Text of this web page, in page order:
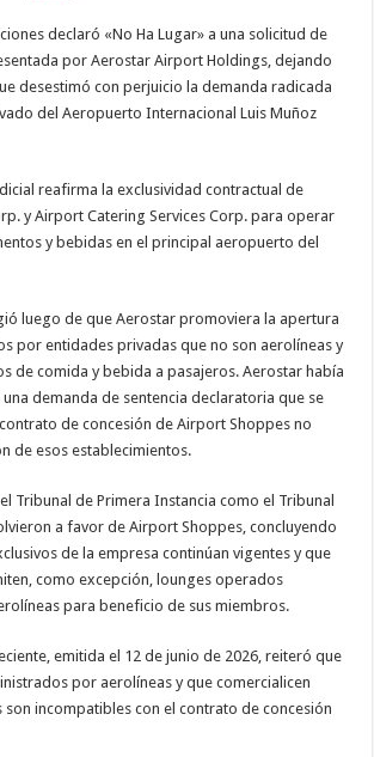
declaró «No Ha Lugar» a una solicitud de
por Aerostar Airport Holdings, dejando
desestimó con perjuicio la demanda radicada
del Aeropuerto Internacional Luis Muñoz
reafirma la exclusividad contractual de
y Airport Catering Services Corp. para operar
y bebidas en el principal aeropuerto del
luego de que Aerostar promoviera la apertura
por entidades privadas que no son aerolíneas y
de comida y bebida a pasajeros. Aerostar había
demanda de sentencia declaratoria que se
de concesión de Airport Shoppes no
de esos establecimientos.
Tribunal de Primera Instancia como el Tribunal
a favor de Airport Shoppes, concluyendo
de la empresa continúan vigentes y que
como excepción, lounges operados
para beneficio de sus miembros.
emitida el 12 de junio de 2026, reiteró que
por aerolíneas y que comercialicen
son incompatibles con el contrato de concesión